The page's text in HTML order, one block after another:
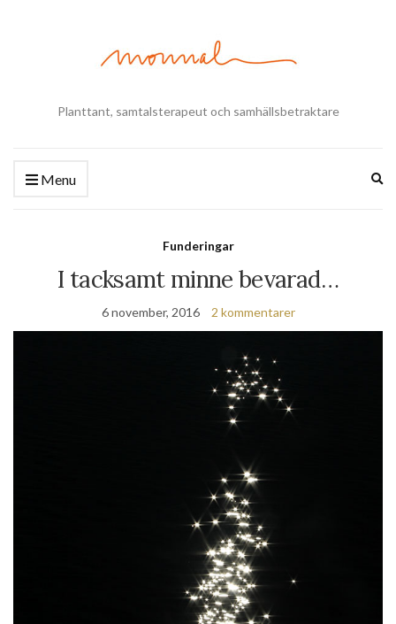
Planttant, samtalsterapeut och samhällsbetraktare
Menu
Funderingar
I tacksamt minne bevarad…
6 november, 2016 2 kommentarer